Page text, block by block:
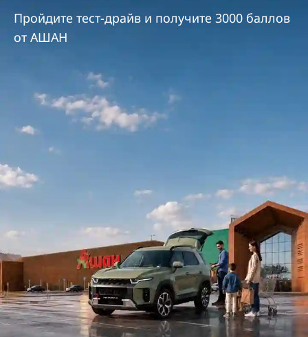
Пройдите тест-драйв и получите 3000 баллов
от АШАН